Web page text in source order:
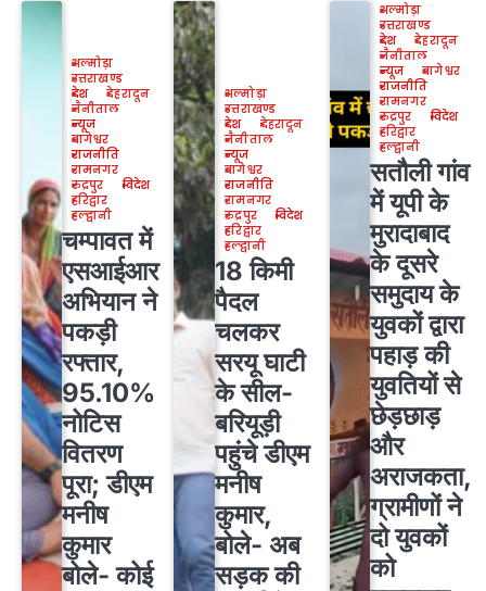
अल्मोड़ा
उत्तराखण्ड
देश
देहरादून
नैनीताल
न्यूज
बागेश्वर
राजनीति
रामनगर
रुद्रपुर
विदेश
हरिद्वार
हल्द्वानी
चम्पावत में
एसआईआर
अभियान ने
पकड़ी
रफ्तार,
95.10%
नोटिस
वितरण
पूरा; डीएम
मनीष
कुमार
बोले- कोई
अल्मोड़ा
उत्तराखण्ड
देश
देहरादून
नैनीताल
न्यूज
बागेश्वर
राजनीति
रामनगर
रुद्रपुर
विदेश
हरिद्वार
हल्द्वानी
18 किमी
पैदल
चलकर
सरयू घाटी
के सील-
बरियूड़ी
पहुंचे डीएम
मनीष
कुमार,
बोले- अब
सड़क की
अल्मोड़ा
उत्तराखण्ड
देश
देहरादून
नैनीताल
न्यूज
बागेश्वर
राजनीति
रामनगर
रुद्रपुर
विदेश
हरिद्वार
हल्द्वानी
सतौली गांव
में यूपी के
मुरादाबाद
के दूसरे
समुदाय के
युवकों द्वारा
पहाड़ की
युवतियों से
छेड़छाड़
और
अराजकता,
ग्रामीणों ने
दो युवकों
को